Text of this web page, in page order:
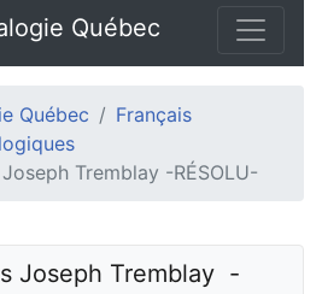
Québec
Québec
Français
Tremblay -RÉSOLU-
Joseph Tremblay  -